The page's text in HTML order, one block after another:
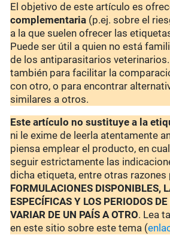
El objetivo de este artículo es
complementaria (p.ej. sobre el
a la que suelen ofrecer las
Puede ser útil a quien no está
de los antiparasitarios
también para facilitar la
con otro, o para encontrar
similares a otros.
Este artículo no sustituye a la
ni le exime de leerla atentamente
piensa emplear el producto, en
seguir estrictamente las
dicha etiqueta, entre otras razones
FORMULACIONES DISPONIBLES,
ESPECÍFICAS Y LOS PERIODOS
VARIAR DE UN PAÍS A OTRO. Lea
en este sitio sobre este tema (